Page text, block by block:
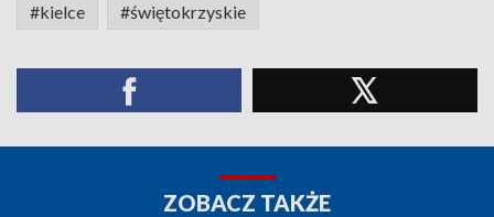
#kielce #świętokrzyskie
ZOBACZ TAKŻE